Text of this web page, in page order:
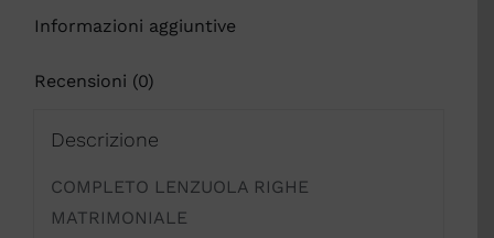
Informazioni aggiuntive
Recensioni (0)
Descrizione
COMPLETO LENZUOLA RIGHE
MATRIMONIALE